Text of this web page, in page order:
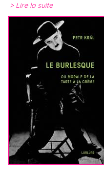
Lire la suite